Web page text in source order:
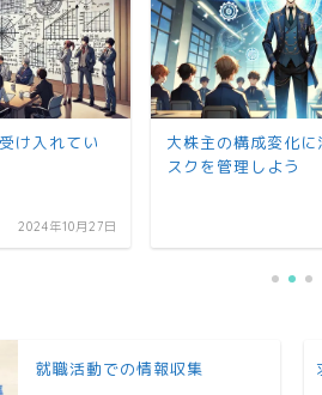
け入れてい
2024年10月27日
大株主の構成変化に
スクを管理しよう
就職活動での情報収集